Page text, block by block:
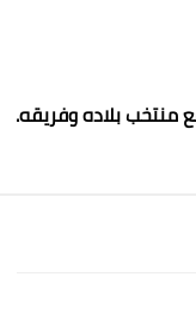
منتخب بلاده وفريقه.